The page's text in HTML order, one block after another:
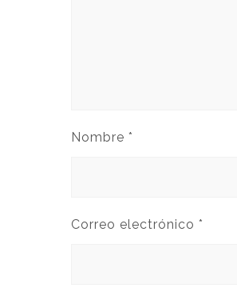
Nombre *
Correo electrónico *